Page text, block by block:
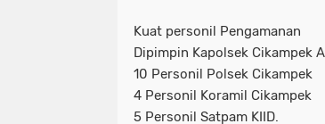
Kuat personil Pengamanan
Dipimpin Kapolsek Cikampek
10 Personil Polsek Cikampek
4 Personil Koramil Cikampek
5 Personil Satpam KIID.